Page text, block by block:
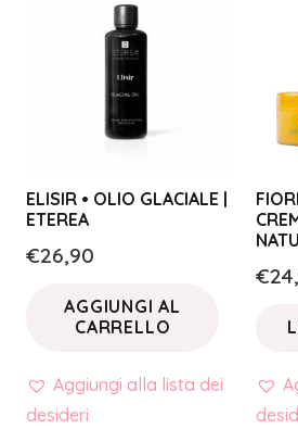
ELISIR • OLIO GLACIALE |
ETEREA
€26,90
AGGIUNGI AL
CARRELLO
Aggiungi alla lista dei
desideri
€